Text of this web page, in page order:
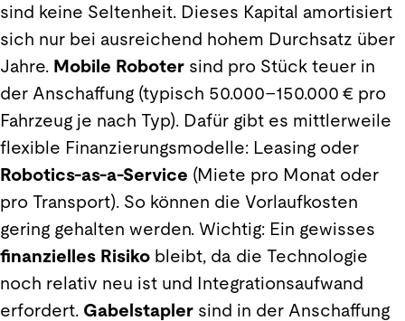
sind keine Seltenheit. Dieses Kapital amortisiert
sich nur bei ausreichend hohem Durchsatz über
Jahre. Mobile Roboter sind pro Stück teuer in
der Anschaffung (typisch 50.000–150.000 € pro
Fahrzeug je nach Typ). Dafür gibt es mittlerweile
flexible Finanzierungsmodelle: Leasing oder
Robotics-as-a-Service (Miete pro Monat oder
pro Transport). So können die Vorlaufkosten
gering gehalten werden. Wichtig: Ein gewisses
finanzielles Risiko bleibt, da die Technologie
noch relativ neu ist und Integrationsaufwand
erfordert. Gabelstapler sind in der Anschaffung